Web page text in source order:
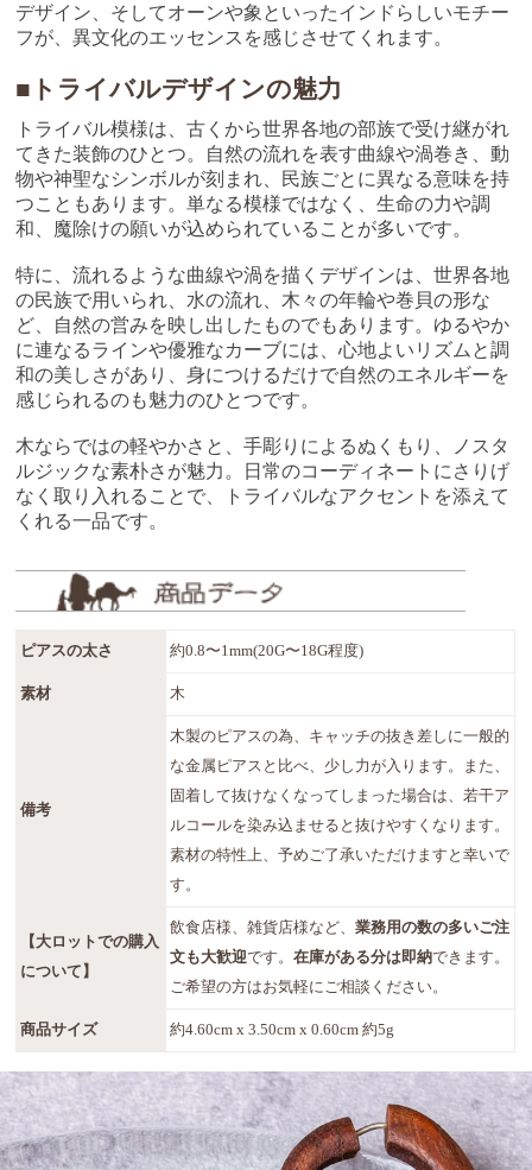
デザイン、そしてオーンや象といったインドらしいモチー
フが、異文化のエッセンスを感じさせてくれます。
■トライバルデザインの魅力
トライバル模様は、古くから世界各地の部族で受け継がれ
てきた装飾のひとつ。自然の流れを表す曲線や渦巻き、動
物や神聖なシンボルが刻まれ、民族ごとに異なる意味を持
つこともあります。単なる模様ではなく、生命の力や調
和、魔除けの願いが込められていることが多いです。
特に、流れるような曲線や渦を描くデザインは、世界各地
の民族で用いられ、水の流れ、木々の年輪や巻貝の形な
ど、自然の営みを映し出したものでもあります。ゆるやか
に連なるラインや優雅なカーブには、心地よいリズムと調
和の美しさがあり、身につけるだけで自然のエネルギーを
感じられるのも魅力のひとつです。
木ならではの軽やかさと、手彫りによるぬくもり、ノスタ
ルジックな素朴さが魅力。日常のコーディネートにさりげ
なく取り入れることで、トライバルなアクセントを添えて
くれる一品です。
ピアスの太さ 約0.8〜1mm(20G〜18G程度)
素材 木
備考
木製のピアスの為、キャッチの抜き差しに一般的
な金属ピアスと比べ、少し力が入ります。また、
固着して抜けなくなってしまった場合は、若干ア
ルコールを染み込ませると抜けやすくなります。
素材の特性上、予めご了承いただけますと幸いで
す。
【大ロットでの購入
について】
飲食店様、雑貨店様など、業務用の数の多いご注
文も大歓迎です。在庫がある分は即納できます。
ご希望の方はお気軽にご相談ください。
商品サイズ 約4.60cm x 3.50cm x 0.60cm 約5g